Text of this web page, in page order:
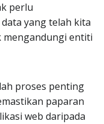
perlu
yang telah kita
mengandungi entiti
proses penting
paparan
web daripada